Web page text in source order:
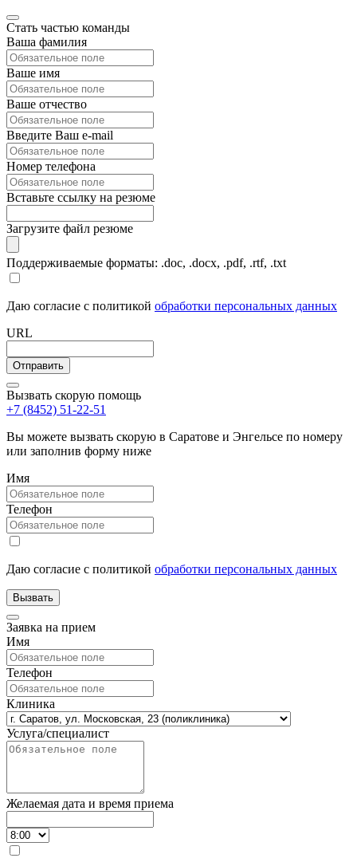
Стать частью команды
Ваша фамилия
Ваше имя
Ваше отчество
Введите Ваш e-mail
Номер телефона
Вставьте ссылку на резюме
Загрузите файл резюме
Поддерживаемые форматы: .doc, .docx, .pdf, .rtf, .txt
Даю согласие с политикой обработки персональных данных
URL
Вызвать скорую помощь
+7 (8452) 51-22-51
Вы можете вызвать скорую в Саратове и Энгельсе по номеру
или заполнив форму ниже
Имя
Телефон
Даю согласие с политикой обработки персональных данных
Заявка на прием
Имя
Телефон
Клиника
Услуга/специалист
Желаемая дата и время приема